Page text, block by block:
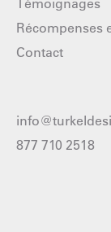
Récompenses
Contact
877 710 2518